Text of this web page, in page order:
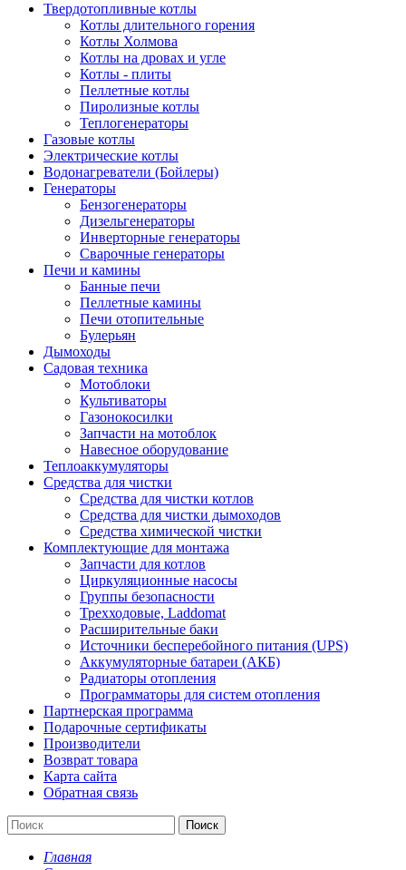
Твердотопливные котлы
Котлы длительного горения
Котлы Холмова
Котлы на дровах и угле
Котлы - плиты
Пеллетные котлы
Пиролизные котлы
Теплогенераторы
Газовые котлы
Электрические котлы
Водонагреватели (Бойлеры)
Генераторы
Бензогенераторы
Дизельгенераторы
Инверторные генераторы
Сварочные генераторы
Печи и камины
Банные печи
Пеллетные камины
Печи отопительные
Булерьян
Дымоходы
Садовая техника
Мотоблоки
Культиваторы
Газонокосилки
Запчасти на мотоблок
Навесное оборудование
Теплоаккумуляторы
Средства для чистки
Средства для чистки котлов
Средства для чистки дымоходов
Средства химической чистки
Комплектующие для монтажа
Запчасти для котлов
Циркуляционные насосы
Группы безопасности
Трехходовые, Laddomat
Расширительные баки
Источники бесперебойного питания (UPS)
Аккумуляторные батареи (АКБ)
Радиаторы отопления
Программаторы для систем отопления
Партнерская программа
Подарочные сертификаты
Производители
Возврат товара
Карта сайта
Обратная связь
Поиск
Главная